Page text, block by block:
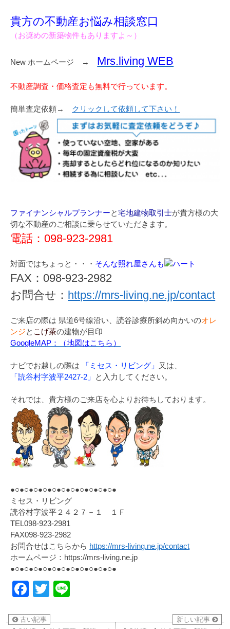
貴方の不動産お悩み相談窓口
（お奨めの新築物件もありますよ～）
New ホームページ → Mrs.living WEB
不動産調査・価格査定も無料で行っています。
簡単査定依頼→ クリックして依頼して下さい！
ファイナンシャルプランナーと宅地建物取引士が貴方様の大
切な不動産のご相談に乗らせていただきます。
電話：098-923-2981
対面ではちょっと・・・ そんな照れ屋さんも
FAX：098-923-2982
お問合せ： https://mrs-living.ne.jp/contact
ご来店の際は 県道6号線沿い、読谷診療所斜め向かいのオレ
ンジと こげ茶の建物が目印
GoogleMAP：（地図はこちら）
ナビでお越しの際は 「ミセス・リビング」
又は、
「読谷村字波平2427-2」
と入力してください。
それでは、貴方様のご来店を心よりお待ちしております。
●○●○●○●○●○●○●○●○●○●○●○●
ミセス・リビング
読谷村字波平２４２７－１ １Ｆ
TEL098-923-2981
FAX098-923-2982
お問合せはこちらから https://mrs-living.ne.jp/contact
ホームページ：https://mrs-living.ne.jp
●○●○●○●○●○●○●○●○●○●○●○●
Facebook
Twitter
古い記事
新しい記事